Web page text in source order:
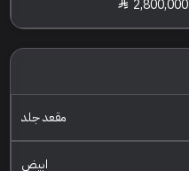
2,800,000
مقعد جلد
ابيض